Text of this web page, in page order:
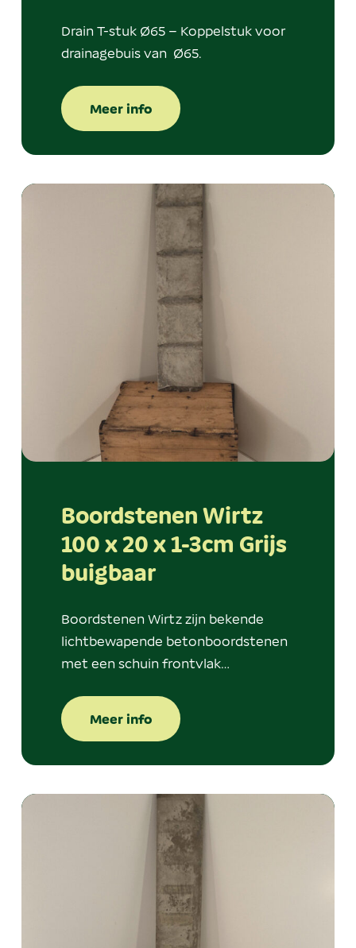
Drain T-stuk Ø65 – Koppelstuk voor
drainagebuis van Ø65.
Meer info
Boordstenen Wirtz
100 x 20 x 1-3cm Grijs
buigbaar
Boordstenen Wirtz zijn bekende
lichtbewapende betonboordstenen
met een schuin frontvlak…
Meer info